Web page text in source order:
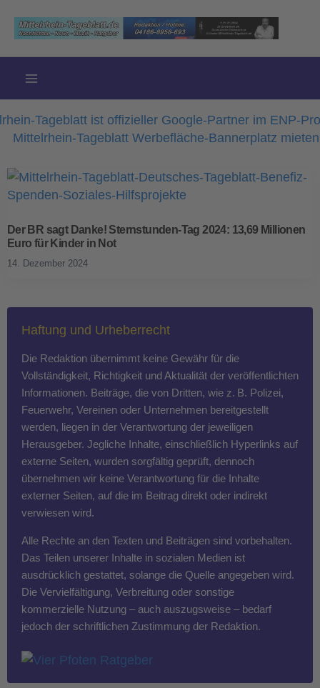
Inhalt
springen
Der BR sagt Danke! Sternstunden-Tag 2024: 13,69 Millionen
Euro für Kinder in Not
14. Dezember 2024
Haftung und Urheberrecht
Die Redaktion übernimmt keine Gewähr für die
Vollständigkeit, Richtigkeit und Aktualität der veröffentlichten
Informationen. Beiträge, die von Dritten, wie z. B. Polizei,
Feuerwehr, Vereinen oder Unternehmen bereitgestellt
werden, liegen in der Verantwortung der jeweiligen
Herausgeber. Jegliche Inhalte, einschließlich Hyperlinks auf
externe Seiten, wurden sorgfältig geprüft, dennoch
übernehmen wir keine Verantwortung für die Inhalte
externer Seiten, auf die im Beitrag direkt oder indirekt
verwiesen wird.
Alle Rechte an den Texten und Beiträgen sind vorbehalten.
Das Teilen unserer Inhalte in sozialen Medien ist
ausdrücklich gestattet, solange die Quelle angegeben wird.
Die Vervielfältigung, Verbreitung oder sonstige
kommerzielle Nutzung – auch auszugsweise – bedarf
jedoch der schriftlichen Zustimmung der Redaktion.